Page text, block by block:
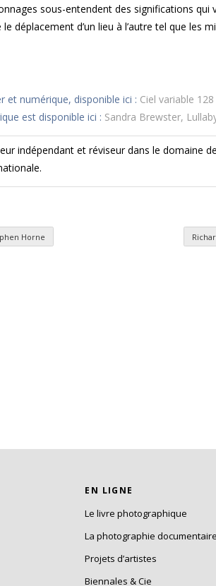
sous-entendent des significations
déplacement d’un lieu à l’autre tel que les
et numérique, disponible ici : Ciel variable
est disponible ici : Sandra Brewster,
indépendant et réviseur dans le domaine
Horne
EN LIGNE
Le livre photographique
La photographie documentaire
Projets d’artistes
Biennales & Cie